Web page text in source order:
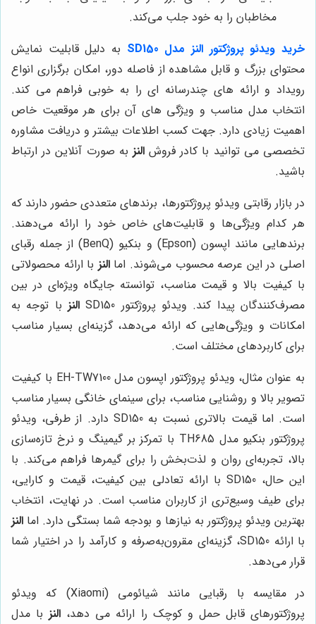
مخاطبان را به خود جلب می‌کند.
خرید ویدئو پروژکتور النز مدل SD150
به دلیل قابلیت نمایش
محتوای بزرگ و قابل مشاهده از فاصله دور، امکان برگزاری انواع
رویداد و ارائه های چندرسانه ای را به خوبی فراهم می کند.
انتخاب مدل مناسب و ویژگی های آن برای هر موقعیت خاص
اهمیت زیادی دارد. جهت کسب اطلاعات بیشتر و دریافت مشاوره
تخصصی می توانید با کادر فروشالنز به صورت آنلاین در ارتباط
باشید.
در بازار رقابتی ویدئو پروژکتورها، برندهای متعددی حضور دارند که
هر کدام ویژگی‌ها و قابلیت‌های خاص خود را ارائه می‌دهند.
برندهایی مانند اپسون (Epson) و بنکیو (BenQ) از جمله رقبای
اصلی در این عرصه محسوب می‌شوند. اماالنز با ارائه محصولاتی
با کیفیت بالا و قیمت مناسب، توانسته جایگاه ویژه‌ای در بین
مصرف‌کنندگان پیدا کند. ویدئو پروژکتور SD150
النز با توجه به
امکانات و ویژگی‌هایی که ارائه می‌دهد، گزینه‌ای بسیار مناسب
برای کاربردهای مختلف است.
به عنوان مثال، ویدئو پروژکتور اپسون مدل EH-TW7100 با کیفیت
تصویر بالا و روشنایی مناسب، برای سینمای خانگی بسیار مناسب
است. اما قیمت بالاتری نسبت به SD150 دارد. از طرفی، ویدئو
پروژکتور بنکیو مدل TH685 با تمرکز بر گیمینگ و نرخ تازه‌سازی
بالا، تجربه‌ای روان و لذت‌بخش را برای گیمرها فراهم می‌کند. با
این حال، SD150 با ارائه تعادلی بین کیفیت، قیمت و کارایی،
برای طیف وسیع‌تری از کاربران مناسب است. در نهایت، انتخاب
بهترین ویدئو پروژکتور به نیازها و بودجه شما بستگی دارد. اما النز
با ارائه SD150، گزینه‌ای مقرون‌به‌صرفه و کارآمد را در اختیار شما
قرار می‌دهد.
در مقایسه با رقبایی مانند شیائومی (Xiaomi) که ویدئو
پروژکتورهای قابل حمل و کوچک را ارائه می دهد، النز با مدل